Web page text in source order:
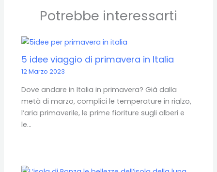
Potrebbe interessarti
5 idee viaggio di primavera in Italia
12 Marzo 2023
Dove andare in Italia in primavera? Già dalla
metà di marzo, complici le temperature in rialzo,
l’aria primaverile, le prime fioriture sugli alberi e
le…